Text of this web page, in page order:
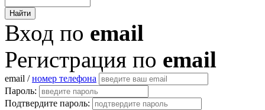
Вход по email
Регистрация по email
email /номер телефона
Пароль:
Подтвердите пароль: